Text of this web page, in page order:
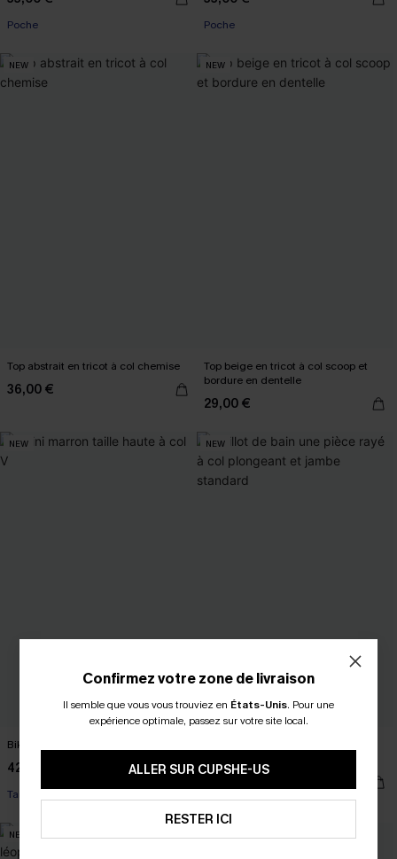
Poche Poche
NEW
Top abstrait en tricot à col chemise
36,00 €
NEW
Top beige en tricot à col scoop et
bordure en dentelle
29,00 €
NEW
Bikini marron taille haute à col V
42,00 €
Taille haute
NEW
NEW
Confirmez votre zone de livraison
Il semble que vous vous trouviez en États-Unis. Pour une
expérience optimale, passez sur votre site local.
ALLER SUR CUPSHE-US
RESTER ICI